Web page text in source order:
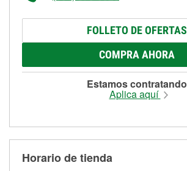
FOLLETO DE OFERTAS
COMPRA AHORA
Estamos contratando
Aplica aquí
Horario de tienda